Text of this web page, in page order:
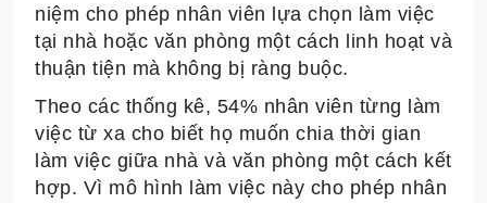
niệm cho phép nhân viên lựa chọn làm việc
tại nhà hoặc văn phòng một cách linh hoạt và
thuận tiện mà không bị ràng buộc.
Theo các thống kê, 54% nhân viên từng làm
việc từ xa cho biết họ muốn chia thời gian
làm việc giữa nhà và văn phòng một cách kết
hợp. Vì mô hình làm việc này cho phép nhân